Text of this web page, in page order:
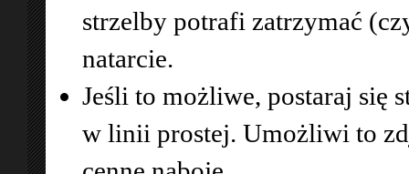
strzelby potrafi zatrzymać
natarcie.
Jeśli to możliwe, postaraj się
w linii prostej. Umożliwi to